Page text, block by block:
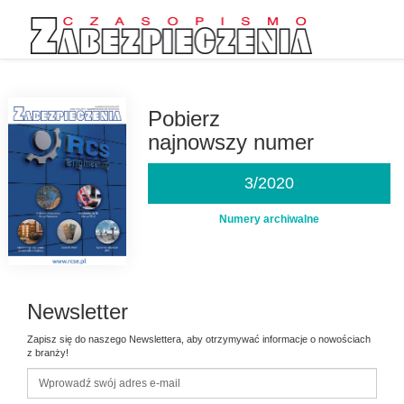
Pobierz
najnowszy numer
3/2020
Numery archiwalne
Newsletter
Zapisz się do naszego Newslettera, aby otrzymywać informacje o nowościach
z branży!